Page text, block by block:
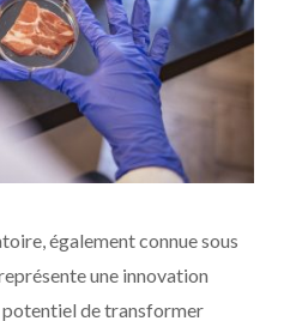
également connue sous
une innovation
potentiel de transformer